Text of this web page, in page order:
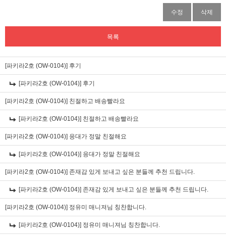
수정 삭제
목록
[파키라2호 (OW-0104)] 후기
[파키라2호 (OW-0104)] 후기
[파키라2호 (OW-0104)] 친절하고 배송빨라요
[파키라2호 (OW-0104)] 친절하고 배송빨라요
[파키라2호 (OW-0104)] 응대가 정말 친절해요
[파키라2호 (OW-0104)] 응대가 정말 친절해요
[파키라2호 (OW-0104)] 존재감 있게 보내고 싶은 분들께 추천 드립니다.
[파키라2호 (OW-0104)] 존재감 있게 보내고 싶은 분들께 추천 드립니다.
[파키라2호 (OW-0104)] 정유미 매니져님 칭찬합니다.
[파키라2호 (OW-0104)] 정유미 매니져님 칭찬합니다.